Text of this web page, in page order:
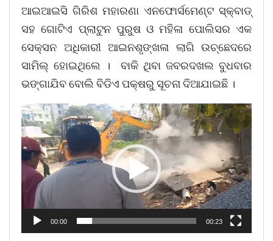
ଆଇଆଇସି ଗିରିଶ ମହାରଣା ଏନଫୋର୍ସମେଣ୍ଟ ସ୍କ୍ବାଡ୍
ସହ ଗୋଟିଏ ପ୍ଲାଟୁନ ପୁରୁଷ ଓ ମହିଳା ପୋଲିସର ଏକ
ସେକ୍ସନ ଅଧିକାରୀ ଆଇନଶୃଙ୍ଖଳା ଲାଗି ଉଚ୍ଛେଦରେ
ସାମିଲ୍ ହୋଇଥିଲେ । ବାକି ଥିବା ଜବରଦଖଲ ବୁଧବାର
ଭଙ୍ଗାଯିବ ବୋଲି ବିଡିଏ ପକ୍ଷରୁ ସୂଚନା ଦିଆଯାଇଛି ।
Video
Player
00:00 00:23